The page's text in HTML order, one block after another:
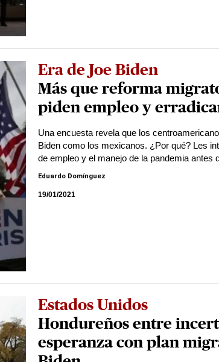
Era de Joe Biden
Más que reforma
piden empleo y
Una encuesta revela que los
Biden como los mexicanos. ¿Por qué? Les
de empleo y el manejo de la pandemia antes
Eduardo Domínguez
19/01/2021
Estados Unidos
Hondureños entre
esperanza con plan